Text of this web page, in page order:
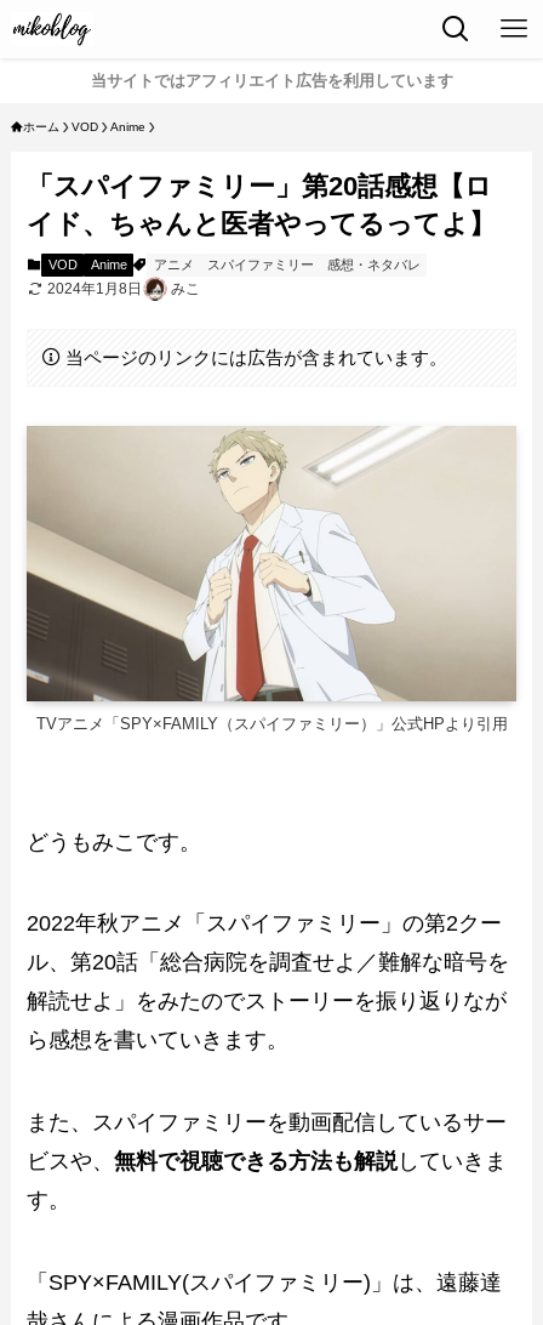
当サイトではアフィリエイト広告を利用しています
ホーム VOD Anime
「スパイファミリー」第20話感想【ロ
イド、ちゃんと医者やってるってよ】
VOD Anime アニメ スパイファミリー 感想・ネタバレ
2024年1月8日 みこ
当ページのリンクには広告が含まれています。
TVアニメ「SPY×FAMILY（スパイファミリー）」公式HPより引用
どうもみこです。
2022年秋アニメ「スパイファミリー」の第2クー
ル、第20話「総合病院を調査せよ／難解な暗号を
解読せよ」をみたのでストーリーを振り返りなが
ら感想を書いていきます。
また、スパイファミリーを動画配信しているサー
ビスや、無料で視聴できる方法も解説していきま
す。
「SPY×FAMILY(スパイファミリー)」は、遠藤達